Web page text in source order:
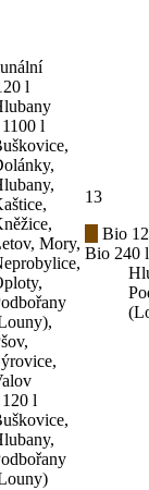
l
l
Mory,
l
13
Bio
Bio 240 l